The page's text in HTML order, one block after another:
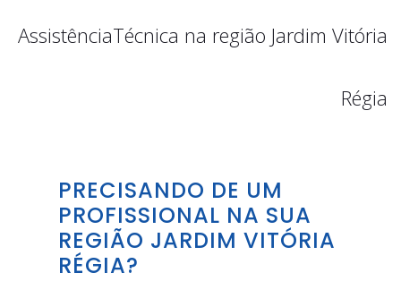
AssistênciaTécnica na região Jardim Vitória
Régia
PRECISANDO DE UM
PROFISSIONAL NA SUA
REGIÃO JARDIM VITÓRIA
RÉGIA?